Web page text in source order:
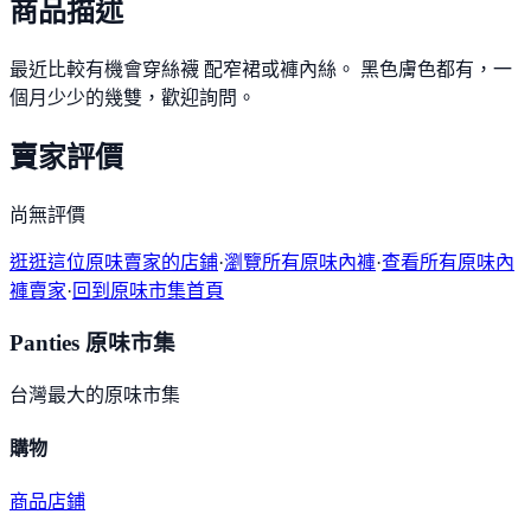
商品描述
最近比較有機會穿絲襪 配窄裙或褲內絲。 黑色膚色都有，一
個月少少的幾雙，歡迎詢問。
賣家評價
尚無評價
逛逛這位原味賣家的店鋪·瀏覽所有原味內褲·查看所有原味內
褲賣家·回到原味市集首頁
Panties 原味市集
台灣最大的原味市集
購物
商品店鋪